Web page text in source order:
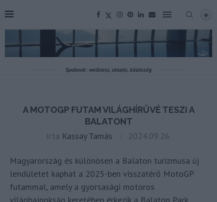
Spabook: wellness, utazás, közösség
A MOTOGP FUTAM VILÁGHÍRŰVÉ TESZI A
BALATONT
írta Kassay Tamás 2024.09.26.
Magyarország és különösen a Balaton turizmusa új
lendületet kaphat a 2025-ben visszatérő MotoGP
futammal, amely a gyorsasági motoros